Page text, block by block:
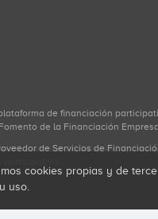
de financiación
de la Financiación
de Servicios de
cookies propias y de
uso.